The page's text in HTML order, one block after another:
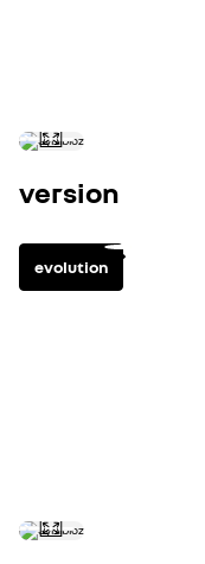
version
evolution